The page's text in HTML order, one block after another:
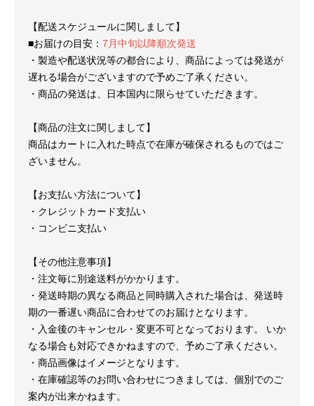
【配送スケジュールに関しまして】
■お届けの目安： 7月中旬以降順次発送
・製造や配送状況等の都合により、商品によっては発送が
遅れる場合がございますので予めご了承ください。
・商品の発送は、日本国内に限らせていただきます。
【商品の注文に関しまして】
商品はカートに入れた時点で在庫が確保されるものではご
ざいません。
【お支払い方法について】
・クレジットカード支払い
・コンビニ支払い
【その他注意事項】
・注文毎に別途送料がかかります。
・発送時期の異なる商品と同時購入された場合は、発送時
期の一番遅い商品に合わせてのお届けとなります。
・入金後のキャンセル・変更不可となっております。 いか
なる場合も対応できかねますので、予めご了承ください。
・商品画像はイメージとなります。
・在庫確認等のお問い合わせにつきましては、個別でのご
案内が出来かねます。